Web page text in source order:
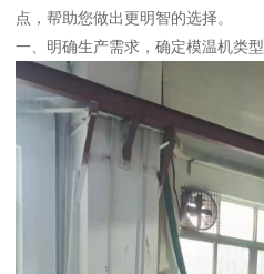
点，帮助您做出更明智的选择。
一、明确生产需求，确定模温机类型